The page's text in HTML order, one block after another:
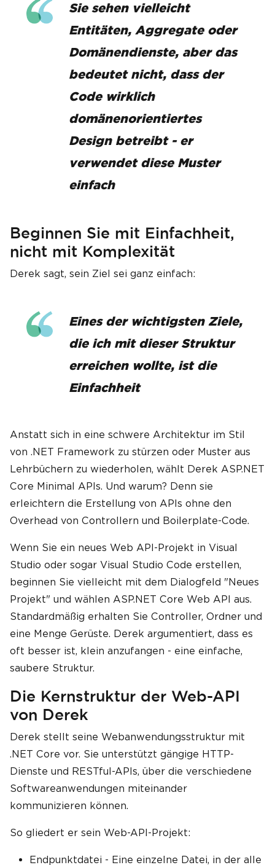
Sie sehen vielleicht
Entitäten, Aggregate oder
Domänendienste, aber das
bedeutet nicht, dass der
Code wirklich
domänenorientiertes
Design betreibt - er
verwendet diese Muster
einfach
Beginnen Sie mit Einfachheit,
nicht mit Komplexität
Derek sagt, sein Ziel sei ganz einfach:
Eines der wichtigsten Ziele,
die ich mit dieser Struktur
erreichen wollte, ist die
Einfachheit
Anstatt sich in eine schwere Architektur im Stil
von .NET Framework zu stürzen oder Muster aus
Lehrbüchern zu wiederholen, wählt Derek ASP.NET
Core Minimal APIs. Und warum? Denn sie
erleichtern die Erstellung von APIs ohne den
Overhead von Controllern und Boilerplate-Code.
Wenn Sie ein neues Web API-Projekt in Visual
Studio oder sogar Visual Studio Code erstellen,
beginnen Sie vielleicht mit dem Dialogfeld "Neues
Projekt" und wählen ASP.NET Core Web API aus.
Standardmäßig erhalten Sie Controller, Ordner und
eine Menge Gerüste. Derek argumentiert, dass es
oft besser ist, klein anzufangen - eine einfache,
saubere Struktur.
Die Kernstruktur der Web-API
von Derek
Derek stellt seine Webanwendungsstruktur mit
.NET Core vor. Sie unterstützt gängige HTTP-
Dienste und RESTful-APIs, über die verschiedene
Softwareanwendungen miteinander
kommunizieren können.
So gliedert er sein Web-API-Projekt:
Endpunktdatei - Eine einzelne Datei, in der alle